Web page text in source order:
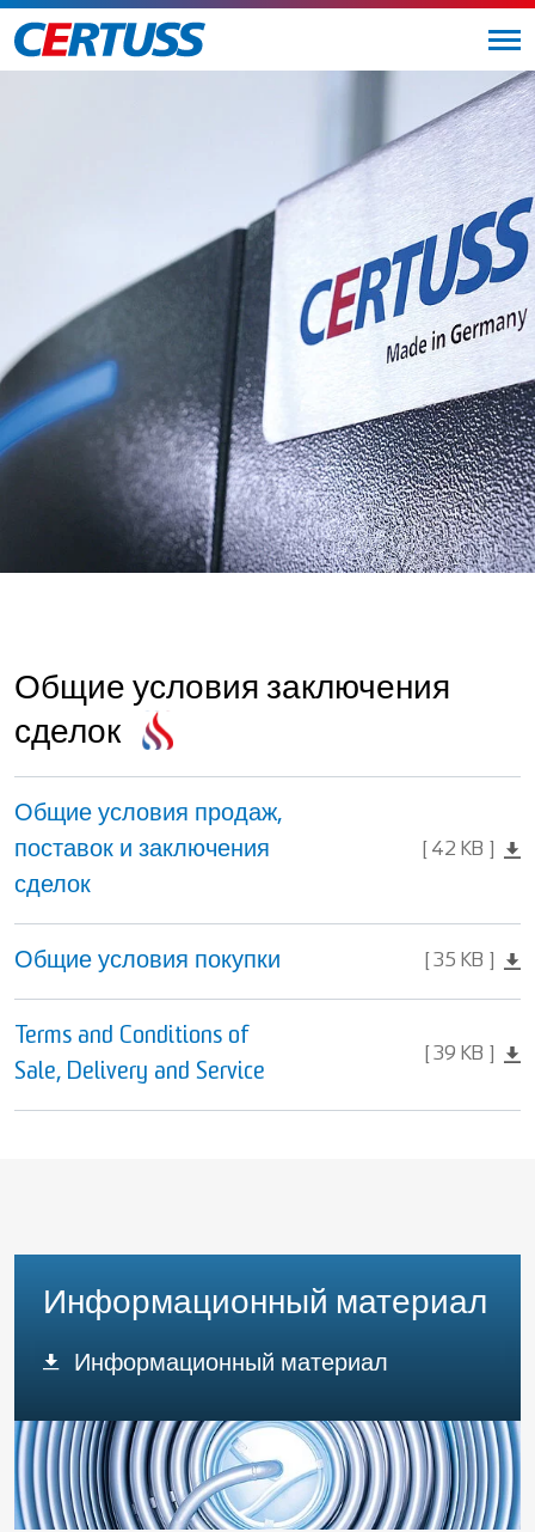
Общие условия заключения
сделок
Общие условия продаж,
поставок и заключения
сделок
42 KB
Общие условия покупки 35 KB
Terms and Conditions of
Sale, Delivery and Service
39 KB
Информационный материал
Информационный материал